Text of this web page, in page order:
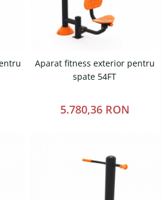
Aparat fitness exterior pentru
spate 54FT
5.780,36 RON